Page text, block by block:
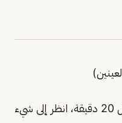
- تُستخدم لتقليل إجهاد العين: كل 20 دقيقة، انظر إلى شيء